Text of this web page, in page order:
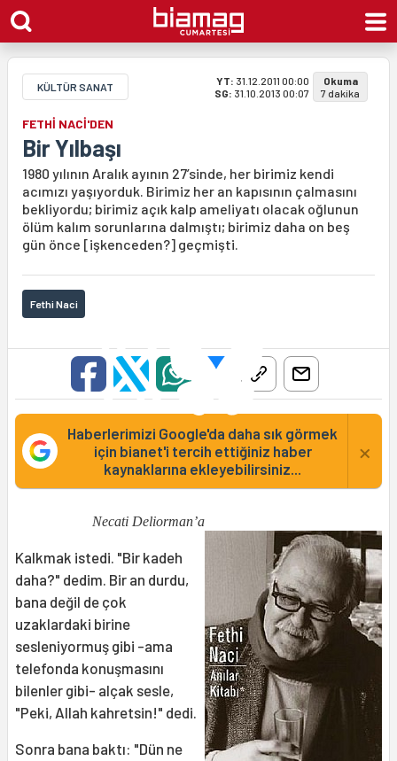
KÜLTÜR SANAT YT: 31.12.2011 00:00
SG: 31.10.2013 00:07
Okuma
7 dakika
FETHİ NACİ'DEN
Bir Yılbaşı
1980 yılının Aralık ayının 27’sinde, her birimiz kendi
acımızı yaşıyorduk. Birimiz her an kapısının çalmasını
bekliyordu; birimiz açık kalp ameliyatı olacak oğlunun
ölüm kalım sorunlarına dalmıştı; birimiz daha on beş
gün önce [işkenceden?] geçmişti.
Fethi Naci
Haberlerimizi Google'da daha sık görmek
için bianet'i tercih ettiğiniz haber
kaynaklarına ekleyebilirsiniz...
×
Necati Deliorman’a
Kalkmak istedi. "Bir kadeh
daha?" dedim. Bir an durdu,
bana değil de çok
uzaklardaki birine
sesleniyormuş gibi -ama
telefonda konuşmasını
bilenler gibi- alçak sesle,
"Peki, Allah kahretsin!" dedi.
Sonra bana baktı: "Dün ne